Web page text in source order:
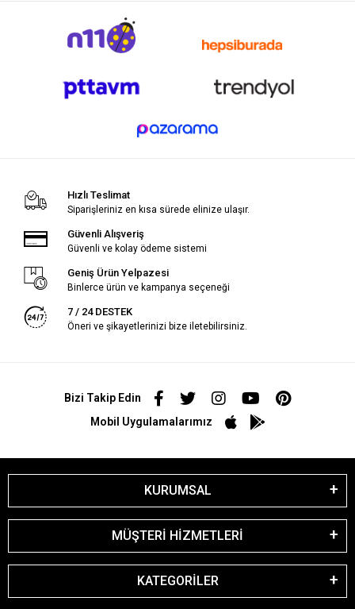
Hızlı Teslimat
Siparişleriniz en kısa sürede elinize ulaşır.
Güvenli Alışveriş
Güvenli ve kolay ödeme sistemi
Geniş Ürün Yelpazesi
Binlerce ürün ve kampanya seçeneği
7 / 24 DESTEK
Öneri ve şikayetlerinizi bize iletebilirsiniz.
Bizi Takip Edin
Mobil Uygulamalarımız
KURUMSAL
MÜŞTERİ HİZMETLERİ
KATEGORİLER